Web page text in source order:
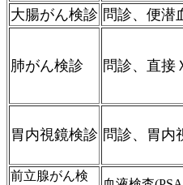
大腸がん検診 問診、便潜
肺がん検診 問診、直接
胃内視鏡検診 問診、胃内
前立腺がん検